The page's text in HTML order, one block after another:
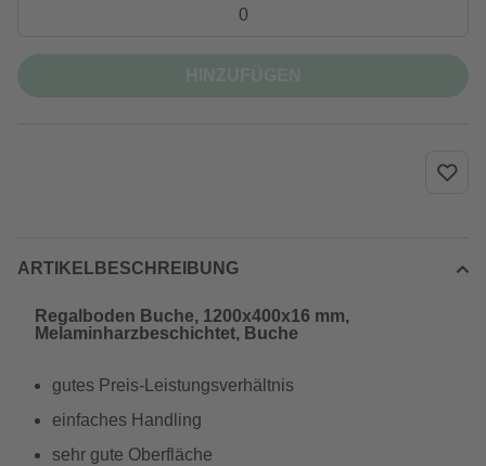
ARTIKELBESCHREIBUNG
Regalboden Buche, 1200x400x16 mm,
Melaminharzbeschichtet, Buche
gutes Preis-Leistungsverhältnis
einfaches Handling
sehr gute Oberfläche